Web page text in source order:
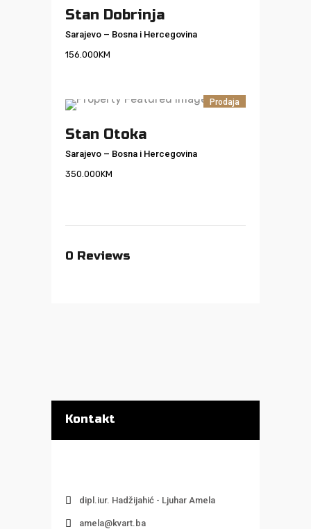
Stan Dobrinja
Sarajevo – Bosna i Hercegovina
156.000KM
Prodaja
Stan Otoka
Sarajevo – Bosna i Hercegovina
350.000KM
0 Reviews
Kontakt
dipl.iur. Hadžijahić - Ljuhar Amela
amela@kvart.ba